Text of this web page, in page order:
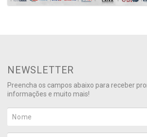
NEWSLETTER
Preencha os campos abaixo para receber
informações e muito mais!